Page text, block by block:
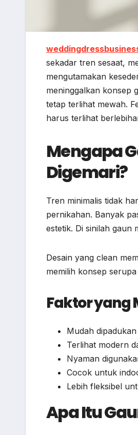
sekadar tren sesaat,
mengutamakan
meninggalkan konsep
tetap terlihat mewah.
harus terlihat
Mengapa
Digemari?
Tren minimalis tidak
pernikahan. Banyak
estetik. Di sinilah gaun
Desain yang clean
memilih konsep
Faktor yang
Mudah
Terlihat modern
Nyaman
Cocok untuk
Lebih fleksibel
Apa Itu